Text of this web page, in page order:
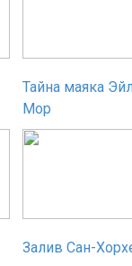
Тайна маяка
Мор
Залив Сан-